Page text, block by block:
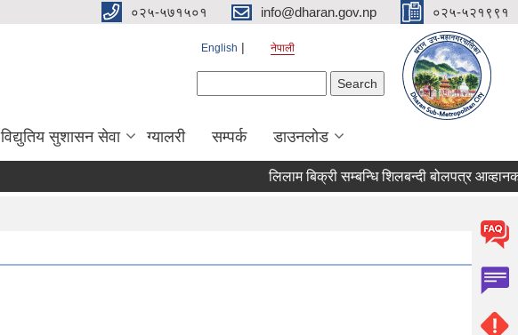
०२५-५७१५०१ info@dharan.gov.np ०२५-५२१९९१
English नेपाली
विद्युतिय सुशासन सेवा ग्यालरी सम्पर्क डाउनलोड
लिलाम बिक्री सम्बन्धि शिलबन्दी